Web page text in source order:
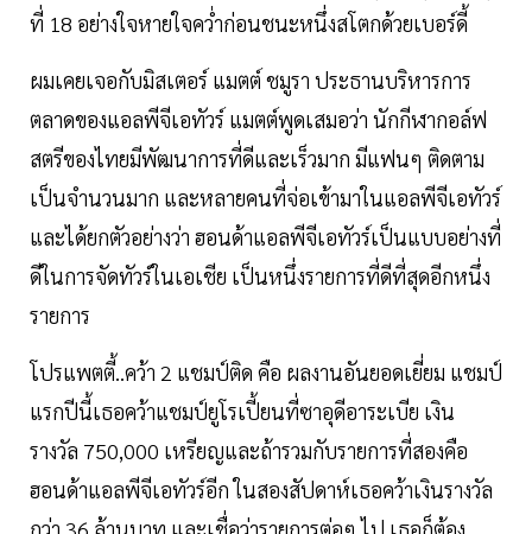
ที่ 18 อย่างใจหายใจคว่ำก่อนชนะหนึ่งสโตกด้วยเบอร์ดี้
ผมเคยเจอกับมิสเตอร์ แมตต์ ชมูรา ประธานบริหารการ
ตลาดของแอลพีจีเอทัวร์ แมตต์พูดเสมอว่า นักกีฬากอล์ฟ
สตรีของไทยมีพัฒนาการที่ดีและเร็วมาก มีแฟนๆ ติดตาม
เป็นจำนวนมาก และหลายคนที่จ่อเข้ามาในแอลพีจีเอทัวร์
และได้ยกตัวอย่างว่า ฮอนด้าแอลพีจีเอทัวร์เป็นแบบอย่างที่
ดีในการจัดทัวร์ในเอเชีย เป็นหนึ่งรายการที่ดีที่สุดอีกหนึ่ง
รายการ
โปรแพตตี้..คว้า 2 แชมป์ติด คือ ผลงานอันยอดเยี่ยม แชมป์
แรกปีนี้เธอคว้าแชมป์ยูโรเปี้ยนที่ซาอุดีอาระเบีย เงิน
รางวัล 750,000 เหรียญและถ้ารวมกับรายการที่สองคือ
ฮอนด้าแอลพีจีเอทัวร์อีก ในสองสัปดาห์เธอคว้าเงินรางวัล